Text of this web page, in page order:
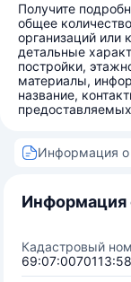
Получите
общее
организаций или
детальные
постройки,
материалы,
название,
Информация
Информация
Кадастровый